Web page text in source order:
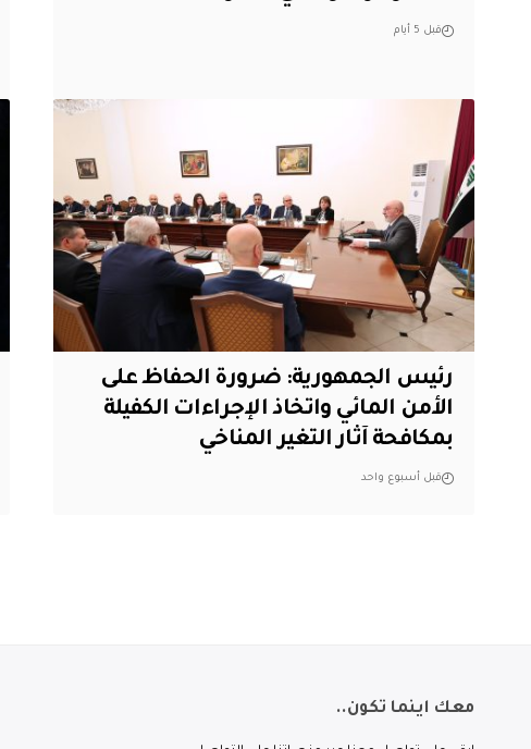
قبل 5 أيام
رئيس الجمهورية: ضرورة الحفاظ على
الأمن المائي واتخاذ الإجراءات الكفيلة
بمكافحة آثار التغير المناخي
قبل أسبوع واحد
معك اينما تكون..